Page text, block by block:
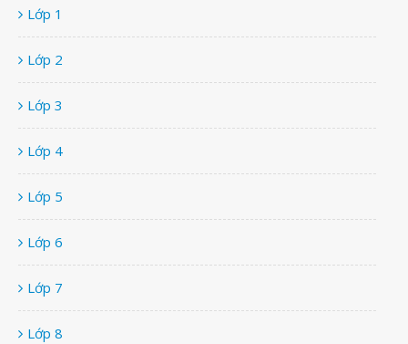
Lớp 1
Lớp 2
Lớp 3
Lớp 4
Lớp 5
Lớp 6
Lớp 7
Lớp 8